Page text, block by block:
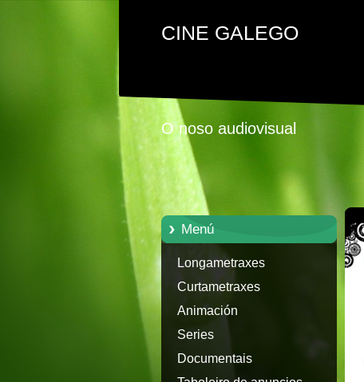
CINE GALEGO
O noso audiovisual
Menú
Longametraxes
Curtametraxes
Animación
Series
Documentais